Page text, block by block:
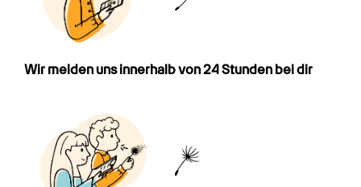
Wir melden uns innerhalb von 24 Stunden bei dir